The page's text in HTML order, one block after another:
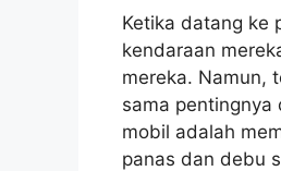
Ketika datang ke
kendaraan
mereka. Namun,
sama pentingnya
mobil adalah
panas dan debu